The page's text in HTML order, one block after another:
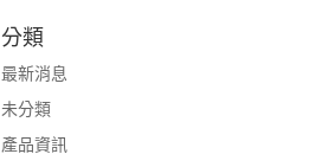
分類
最新消息
未分類
產品資訊